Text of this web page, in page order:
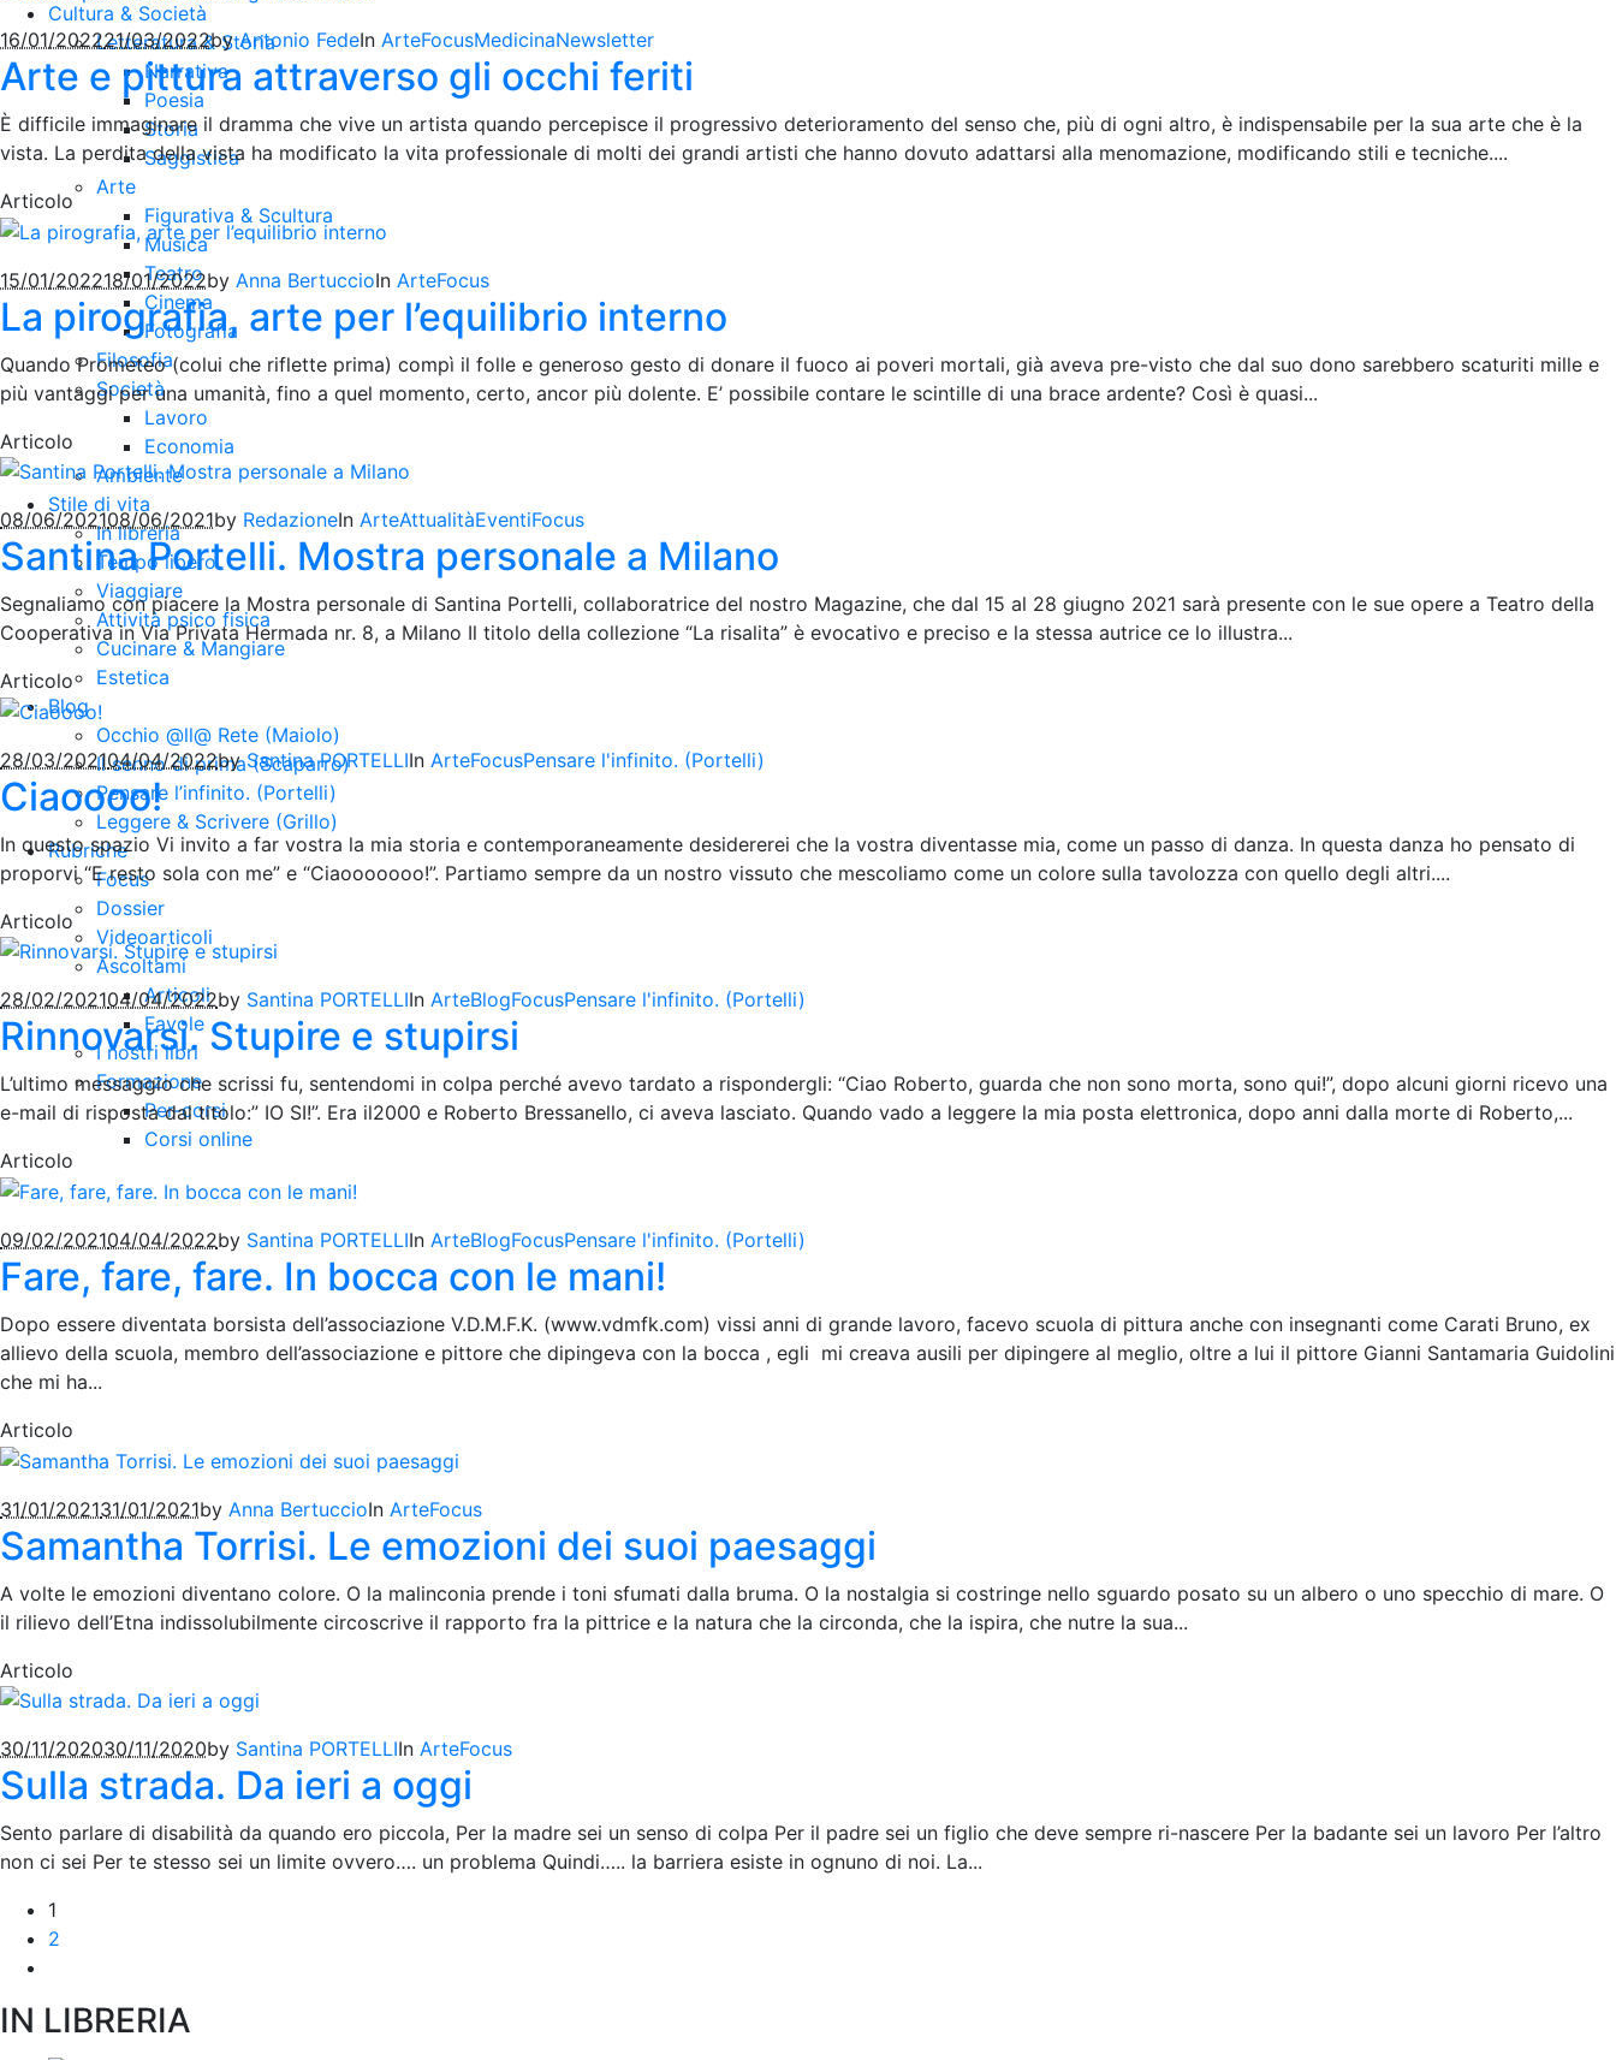
Cultura & Società
Letteratura & Storia
Narrativa
Poesia
Storia
Saggistica
Arte
Figurativa & Scultura
Musica
Teatro
Cinema
Fotografia
Filosofia
Società
Lavoro
Economia
Ambiente
Stile di vita
In libreria
Tempo libero
Viaggiare
Attività psico fisica
Cucinare & Mangiare
Estetica
Blog
Occhio @ll@ Rete (Maiolo)
Il senno di prima (Scaparro)
Pensare l’infinito. (Portelli)
Leggere & Scrivere (Grillo)
Rubriche
Focus
Dossier
Videoarticoli
Ascoltami
Articoli
Favole
I nostri libri
Formazione
Per-corsi
Corsi online
16/01/202221/03/2022byAntonio FedeIn ArteFocusMedicinaNewsletter
Arte e pittura attraverso gli occhi feriti
È difficile immaginare il dramma che vive un artista quando percepisce il progressivo deterioramento del senso che, più di ogni altro, è indispensabile per la sua arte che è la
vista. La perdita della vista ha modificato la vita professionale di molti dei grandi artisti che hanno dovuto adattarsi alla menomazione, modificando stili e tecniche....
Articolo
15/01/202218/01/2022by Anna BertuccioIn ArteFocus
La pirografia, arte per l’equilibrio interno
Quando Prometeo (colui che riflette prima) compì il folle e generoso gesto di donare il fuoco ai poveri mortali, già aveva pre-visto che dal suo dono sarebbero scaturiti mille e
più vantaggi per una umanità, fino a quel momento, certo, ancor più dolente. E’ possibile contare le scintille di una brace ardente? Così è quasi...
Articolo
08/06/202108/06/2021by RedazioneIn ArteAttualitàEventiFocus
Santina Portelli. Mostra personale a Milano
Segnaliamo con piacere la Mostra personale di Santina Portelli, collaboratrice del nostro Magazine, che dal 15 al 28 giugno 2021 sarà presente con le sue opere a Teatro della
Cooperativa in Via Privata Hermada nr. 8, a Milano Il titolo della collezione “La risalita” è evocativo e preciso e la stessa autrice ce lo illustra...
Articolo
28/03/202104/04/2022bySantina PORTELLIIn ArteFocusPensare l'infinito. (Portelli)
Ciaoooo!
In questo spazio Vi invito a far vostra la mia storia e contemporaneamente desidererei che la vostra diventasse mia, come un passo di danza. In questa danza ho pensato di
proporvi “E resto sola con me” e “Ciaooooooo!”. Partiamo sempre da un nostro vissuto che mescoliamo come un colore sulla tavolozza con quello degli altri....
Articolo
28/02/202104/04/2022by Santina PORTELLIIn ArteBlogFocusPensare l'infinito. (Portelli)
Rinnovarsi. Stupire e stupirsi
L’ultimo messaggio che scrissi fu, sentendomi in colpa perché avevo tardato a rispondergli: “Ciao Roberto, guarda che non sono morta, sono qui!”, dopo alcuni giorni ricevo una
e-mail di risposta dal titolo:” IO SI!”. Era il2000 e Roberto Bressanello, ci aveva lasciato. Quando vado a leggere la mia posta elettronica, dopo anni dalla morte di Roberto,...
Articolo
09/02/202104/04/2022by Santina PORTELLIIn ArteBlogFocusPensare l'infinito. (Portelli)
Fare, fare, fare. In bocca con le mani!
Dopo essere diventata borsista dell’associazione V.D.M.F.K. (www.vdmfk.com) vissi anni di grande lavoro, facevo scuola di pittura anche con insegnanti come Carati Bruno, ex
allievo della scuola, membro dell’associazione e pittore che dipingeva con la bocca , egli mi creava ausili per dipingere al meglio, oltre a lui il pittore Gianni Santamaria Guidolini
che mi ha...
Articolo
31/01/202131/01/2021by Anna BertuccioIn ArteFocus
Samantha Torrisi. Le emozioni dei suoi paesaggi
A volte le emozioni diventano colore. O la malinconia prende i toni sfumati dalla bruma. O la nostalgia si costringe nello sguardo posato su un albero o uno specchio di mare. O
il rilievo dell’Etna indissolubilmente circoscrive il rapporto fra la pittrice e la natura che la circonda, che la ispira, che nutre la sua...
Articolo
30/11/202030/11/2020by Santina PORTELLIIn ArteFocus
Sulla strada. Da ieri a oggi
Sento parlare di disabilità da quando ero piccola, Per la madre sei un senso di colpa Per il padre sei un figlio che deve sempre ri-nascere Per la badante sei un lavoro Per l’altro
non ci sei Per te stesso sei un limite ovvero…. un problema Quindi….. la barriera esiste in ognuno di noi. La...
1
2
IN LIBRERIA